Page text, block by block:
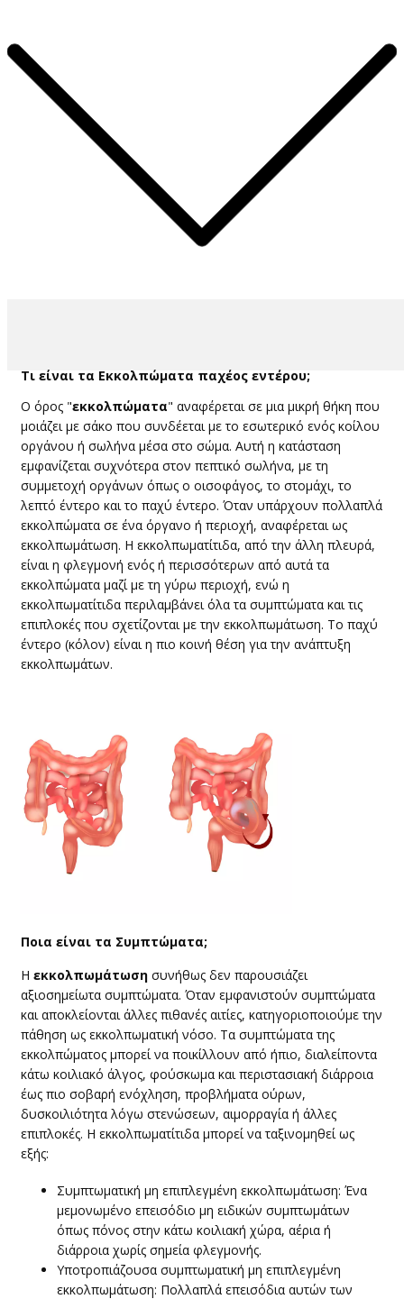
​​​Τι είναι ​τα ​Εκκολπώματα παχέος εντέρου;
​Ο όρος "εκκολπώματα" αναφέρεται σε μια μικρή θήκη που
μοιάζει με σάκο που συνδέεται με το εσωτερικό ενός κοίλου
οργάνου ή σωλήνα μέσα στο σώμα. Αυτή η κατάσταση
εμφανίζεται συχνότερα στον πεπτικό σωλήνα, με τη
συμμετοχή οργάνων όπως ο οισοφάγος, το στομάχι, το
λεπτό έντερο και το παχύ έντερο. Όταν υπάρχουν πολλαπλά
εκκολπώματα σε ένα όργανο ή περιοχή, αναφέρεται ως
εκκολπωμάτωση. Η εκκολπωματίτιδα, από την άλλη πλευρά,
είναι η φλεγμονή ενός ή περισσότερων από αυτά τα
εκκολπώματα μαζί με τη γύρω περιοχή, ενώ η
εκκολπωματίτιδα περιλαμβάνει όλα τα συμπτώματα και τις
επιπλοκές που σχετίζονται με την εκκολπωμάτωση. Το παχύ
έντερο (κόλον) είναι η πιο κοινή θέση για την ανάπτυξη
εκκολπωμάτων.
​Ποια είναι τα Συμπτώματα;
​Η εκκολπωμάτωση συνήθως δεν παρουσιάζει
αξιοσημείωτα συμπτώματα. Όταν εμφανιστούν συμπτώματα
και αποκλείονται άλλες πιθανές αιτίες, κατηγοριοποιούμε την
πάθηση ως εκκολπωματική νόσο. Τα συμπτώματα της
εκκολπώματος μπορεί να ποικίλλουν από ήπιο, διαλείποντα
κάτω κοιλιακό άλγος, φούσκωμα και περιστασιακή διάρροια
έως πιο σοβαρή ενόχληση, προβλήματα ούρων,
δυσκοιλιότητα λόγω στενώσεων, αιμορραγία ή άλλες
επιπλοκές. Η εκκολπωματίτιδα μπορεί να ταξινομηθεί ως
εξής:
​Συμπτωματική μη επιπλεγμένη εκκολπωμάτωση: Ένα
μεμονωμένο επεισόδιο μη ειδικών συμπτωμάτων
όπως πόνος στην κάτω κοιλιακή χώρα, αέρια ή
διάρροια χωρίς σημεία φλεγμονής.
Υποτροπιάζουσα συμπτωματική μη επιπλεγμένη
εκκολπωμάτωση: Πολλαπλά επεισόδια αυτών των